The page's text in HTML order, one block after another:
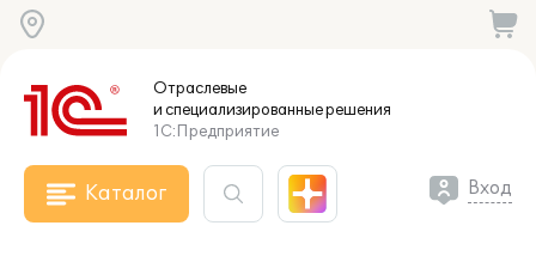
Отраслевые
и специализированныерешения
1С:Предприятие
Каталог Вход